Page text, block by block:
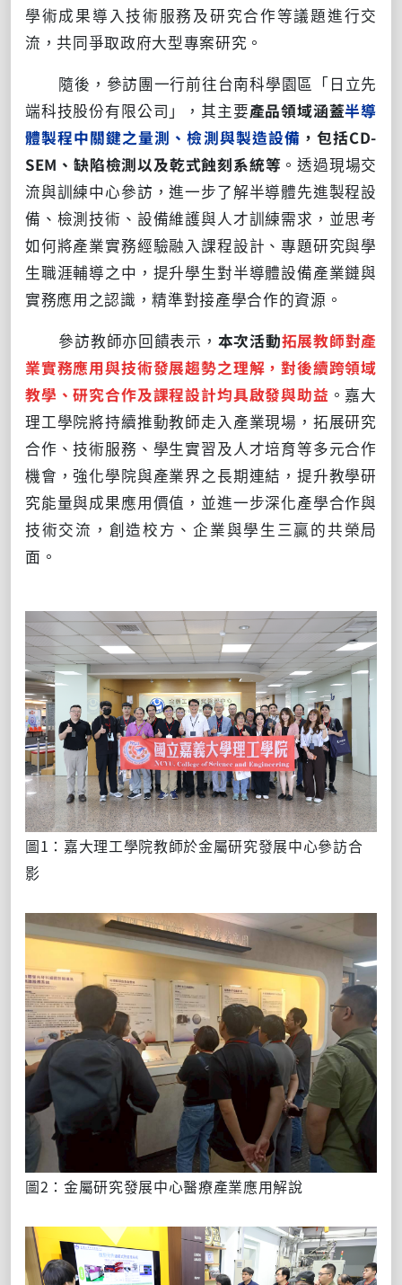
學術成果導入技術服務及研究合作等議題進行交
流，共同爭取政府大型專案研究。
隨後，參訪團一行前往台南科學園區「日立先
端科技股份有限公司」，其主要產品領域涵蓋半導
體製程中關鍵之量測、檢測與製造設備 ，包括CD-
SEM、缺陷檢測以及乾式蝕刻系統等 。透過現場交
流與訓練中心參訪，進一步了解半導體先進製程設
備、檢測技術、設備維護與人才訓練需求，並思考
如何將產業實務經驗融入課程設計、專題研究與學
生職涯輔導之中，提升學生對半導體設備產業鏈與
實務應用之認識，精準對接產學合作的資源。
參訪教師亦回饋表示， 本次活動拓展教師對產
業實務應用與技術發展趨勢之理解，對後續跨領域
教學、研究合作及課程設計均具啟發與助益 。嘉大
理工學院將持續推動教師走入產業現場，拓展研究
合作、技術服務、學生實習及人才培育等多元合作
機會，強化學院與產業界之長期連結，提升教學研
究能量與成果應用價值，並進一步深化產學合作與
技術交流，創造校方、企業與學生三贏的共榮局
面。
圖1：嘉大理工學院教師於金屬研究發展中心參訪合
影
圖2：金屬研究發展中心醫療產業應用解說